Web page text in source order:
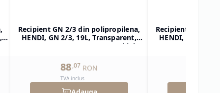
Recipient GN 2/3 din polipropilena,
HENDI, GN 2/3, 19L, Transparent,
354x325x(H)200mm, Dreptunghiular
88,07 RON
TVA inclus
Recipient GN 1/2
HENDI, GN 1/2,